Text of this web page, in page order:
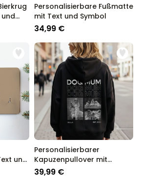
Personalisierbare Fußmatte
mit Text und Symbol
34,99 €
und
Personalisierbarer
Kapuzenpullover mit
Schwarz Weiß Fotos und
39,99 €